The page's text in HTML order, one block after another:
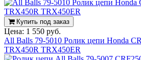
Купить под заказ
Цена: 1 550 руб.
All Balls 79-5010 Ролик цепи Honda
TRX450R TRX450ER